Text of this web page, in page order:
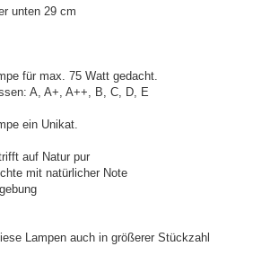
unten 29 cm
für max. 75 Watt gedacht.
A, A+, A++, B, C, D, E
ein Unikat.
auf Natur pur
mit natürlicher Note
Lampen auch in größerer Stückzahl